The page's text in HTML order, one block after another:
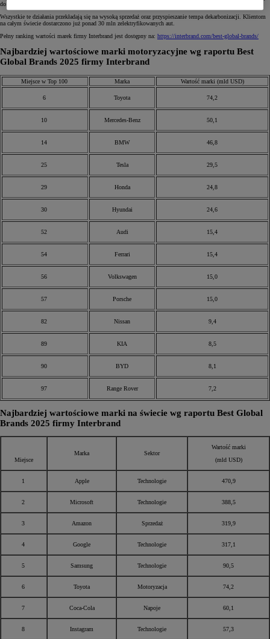
do samochodów produkcyjnych.
Wszystkie te działania przekładają się na wysoką sprzedaż oraz przyspieszanie tempa dekarbonizacji. Klientom
na całym świecie dostarczono już ponad 30 mln zelektryfikowanych aut.
Pełny ranking wartości marek firmy Interbrand jest dostępny na: https://interbrand.com/best-global-brands/
Najbardziej wartościowe marki motoryzacyjne wg raportu Best
Global Brands 2025 firmy Interbrand
Miejsce w Top 100 Marka Wartość marki (mld USD)
6 Toyota 74,2
10 Mercedes-Benz 50,1
14 BMW 46,8
25 Tesla 29,5
29 Honda 24,8
30 Hyundai 24,6
52 Audi 15,4
54 Ferrari 15,4
56 Volkswagen 15,0
57 Porsche 15,0
82 Nissan 9,4
89 KIA 8,5
90 BYD 8,1
97 Range Rover 7,2
Najbardziej wartościowe marki na świecie wg raportu Best Global
Brands 2025 firmy Interbrand
Miejsce
Marka Sektor
Wartość marki
(mld USD)
1 Apple Technologie 470,9
2 Microsoft Technologie 388,5
3 Amazon Sprzedaż 319,9
4 Google Technologie 317,1
5 Samsung Technologie 90,5
6 Toyota Motoryzacja 74,2
7 Coca-Cola Napoje 60,1
8 Instagram Technologie 57,3